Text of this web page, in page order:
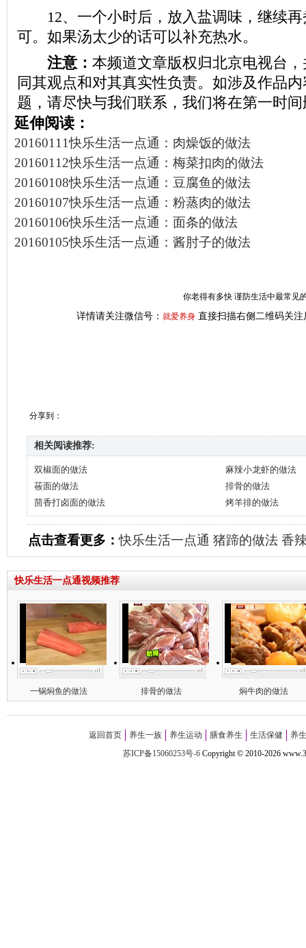
12、一个小时后，放入盐调味，继续再
可。如果汤太少的话可以补充热水。
注意： 本频道文章版权归北京电视台
同其观点和对其真实性负责。如涉及作品
题，请尽快与我们联系，我们将在第一时
延伸阅读：
20160111快乐生活一点通：肉燥饭的做法
20160112快乐生活一点通：梅菜扣肉的做法
20160108快乐生活一点通：豆腐鱼的做法
20160107快乐生活一点通：粉蒸肉的做法
20160106快乐生活一点通：面条的做法
20160105快乐生活一点通：酱肘子的做法
你老得有多快 谨防生活中最常见
详情请关注微信号： 就爱养身 直接扫描右侧二维码关注
分享到：
相关阅读推荐:
双椒面的做法
麻辣小龙虾的做法
莜面的做法
排骨的做法
茴香打卤面的做法
烤羊排的做法
点击查看更多：快乐生活一点通 猪蹄的做法 香
快乐生活一点通视频推荐
一锅焖鱼的做法 排骨的做法 焖牛肉的做法
返回首页 养生一族 养生运动 膳食养生 生活保健
养
苏ICP备15060253号-6Copyright©2010-2026